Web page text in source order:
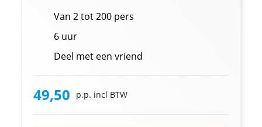
Van 2 tot 200 pers
6 uur
Deel met een vriend
49,50 p.p. incl BTW